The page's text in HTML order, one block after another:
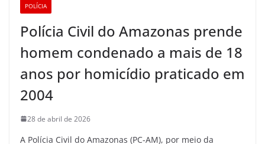
POLÍCIA
Polícia Civil do Amazonas prende
homem condenado a mais de 18
anos por homicídio praticado em
2004
28 de abril de 2026
A Polícia Civil do Amazonas (PC-AM), por meio da